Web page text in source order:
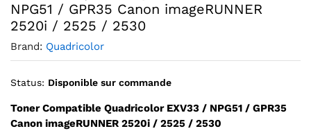
NPG51 / GPR35 Canon imageRUNNER
2520i / 2525 / 2530
Brand: Quadricolor
Status: Disponible sur commande
Toner Compatible Quadricolor EXV33 / NPG51 / GPR35
Canon imageRUNNER 2520i / 2525 / 2530